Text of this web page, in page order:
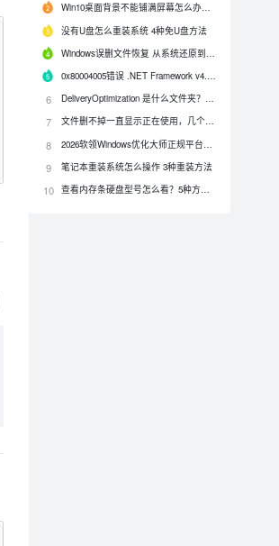
Win10桌面背景不能铺满屏幕怎么办？先看契合度再换图片
没有U盘怎么重装系统 4种免U盘方法
0x80004005错误 .NET Framework v4.0.30319分析器报错怎么修复
6 DeliveryOptimization 是什么文件夹？Windows 更新缓存能删除吗
7 文件删不掉一直显示正在使用，几个常用方法可清除顽固文件
8
9 笔记本重装系统怎么操作 3种重装方法
10 查看内存条硬盘型号怎么看？5种方法获取硬件信息